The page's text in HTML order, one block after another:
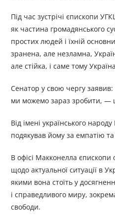
Під час зустрічі єпископи
як частина громадянського
простих людей і їхній
зранена, але незламна,
але стійка, і саме тому
Сенатор у свою чергу
ми можемо зараз зробити, —
Від імені українського
подякував йому за емпатію
В офісі Макконелла
щодо актуальної ситуації в
якими вона стоїть у
і справедливого миру,
свободи.